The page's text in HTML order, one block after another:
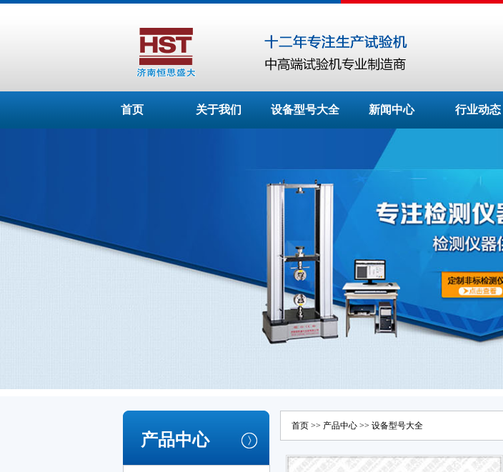
首页 关于我们 设备型号大全 新闻中心 行业动态
产品中心
首页 >> 产品中心 >> 设备型号大全